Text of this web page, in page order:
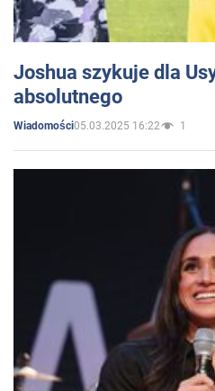
Joshua szykuje dla
absolutnego
Wiadomości05.03.2025 16:22 1